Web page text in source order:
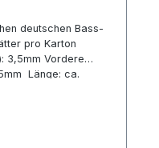
deutschen Bass-
pro Karton
3,5mm Vordere
Länge: ca.